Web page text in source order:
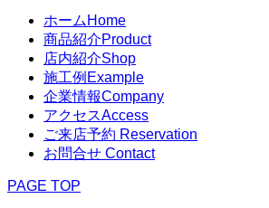
ホーム Home
商品紹介Product
店内紹介Shop
施工例 Example
企業情報Company
アクセスAccess
ご来店予約 Reservation
お問合せ Contact
PAGE TOP